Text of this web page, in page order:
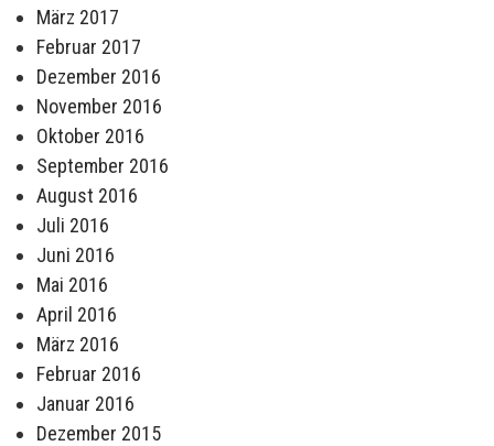
März 2017
Februar 2017
Dezember 2016
November 2016
Oktober 2016
September 2016
August 2016
Juli 2016
Juni 2016
Mai 2016
April 2016
März 2016
Februar 2016
Januar 2016
Dezember 2015